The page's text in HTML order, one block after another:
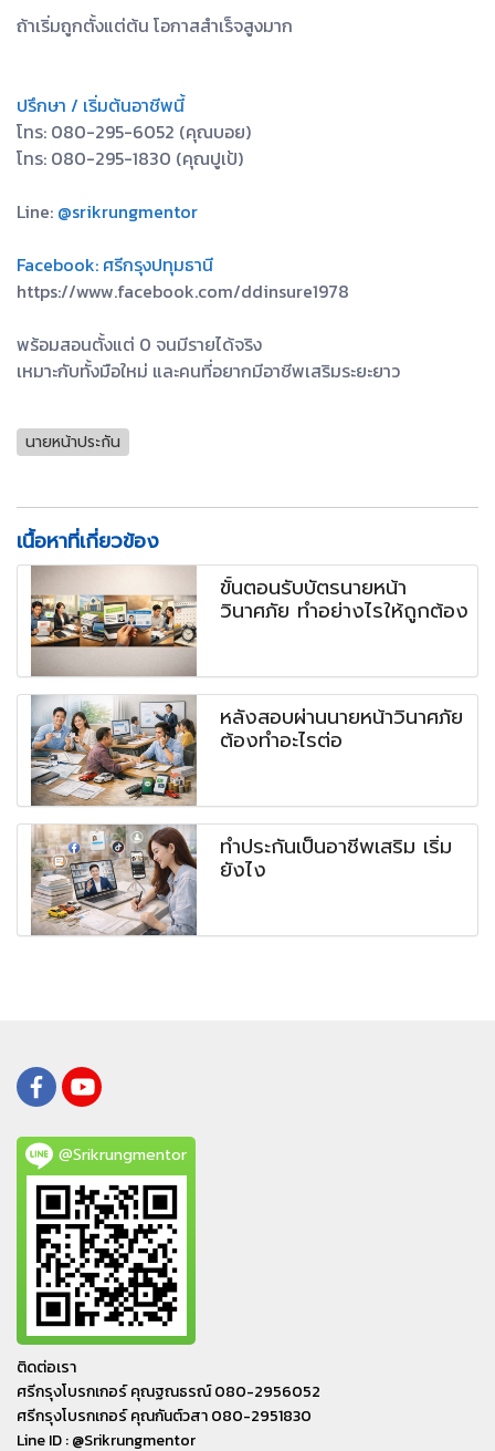
ถ้าเริ่มถูกตั้งแต่ต้น โอกาสสำเร็จสูงมาก
ปรึกษา / เริ่มต้นอาชีพนี้
โทร: 080-295-6052 (คุณบอย)
โทร: 080-295-1830 (คุณปูเป้)
Line: @srikrungmentor
Facebook: ศรีกรุงปทุมธานี
https://www.facebook.com/ddinsure1978
พร้อมสอนตั้งแต่ 0 จนมีรายได้จริง
เหมาะกับทั้งมือใหม่ และคนที่อยากมีอาชีพเสริมระยะยาว
นายหน้าประกัน
เนื้อหาที่เกี่ยวข้อง
ขั้นตอนรับบัตรนายหน้า
วินาศภัย ทำอย่างไรให้ถูกต้อง
หลังสอบผ่านนายหน้าวินาศภัย
ต้องทำอะไรต่อ
ทำประกันเป็นอาชีพเสริม เริ่ม
ยังไง
@Srikrungmentor
ติดต่อเรา
ศรีกรุงโบรกเกอร์ คุณฐณธรณ์ 080-2956052
ศรีกรุงโบรกเกอร์ คุณกันต์วสา 080-2951830
Line ID : @Srikrungmentor